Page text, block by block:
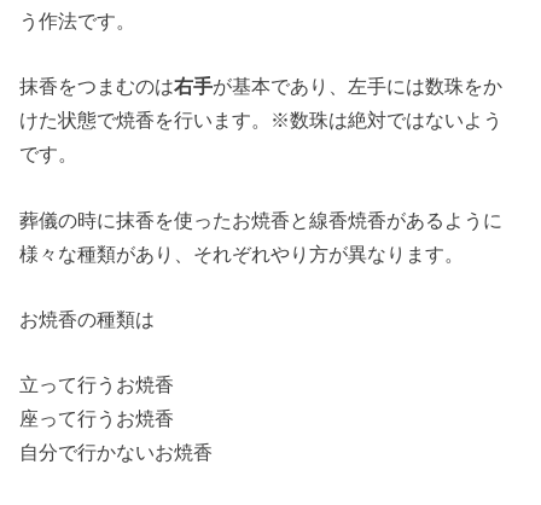
う作法です。
抹香をつまむのは右手が基本であり、左手には数珠をか
けた状態で焼香を行います。※数珠は絶対ではないよう
です。
葬儀の時に抹香を使ったお焼香と線香焼香があるように
様々な種類があり、それぞれやり方が異なります。
お焼香の種類は
立って行うお焼香
座って行うお焼香
自分で行かないお焼香